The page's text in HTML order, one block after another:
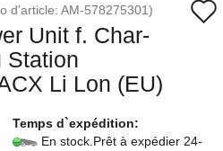
d'article: AM-578275301)
Unit f. Char­
Sta­tion
Li Lon (EU)
Temps d`expédition:
En stock.Prêt à expédier 24-